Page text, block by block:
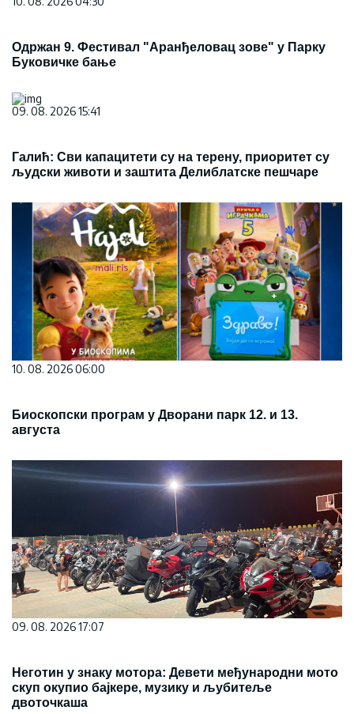
Oдржан 9. Фестивал "Аранђеловац зове" у Парку
Буковичке бање
09. 08. 2026 15:41
Галић: Сви капацитети су на терену, приоритет су
људски животи и заштита Делиблатске пешчаре
10. 08. 2026 06:00
Биоскопски програм у Дворани парк 12. и 13.
августа
09. 08. 2026 17:07
Неготин у знаку мотора: Девети међународни мото
скуп окупио бајкере, музику и љубитеље
двоточкаша